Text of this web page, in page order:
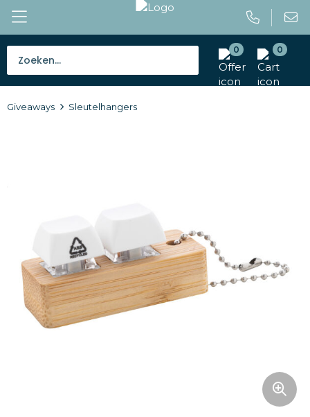
0 0
Tassen
Outdoor en vrije tijd
Gereedschap en veiligheid
Giveaways Sleutelhangers